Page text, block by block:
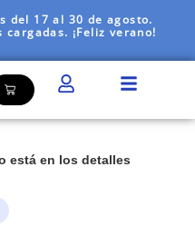
del 17 al 30 de agosto.
¡Feliz verano!
está en los detalles